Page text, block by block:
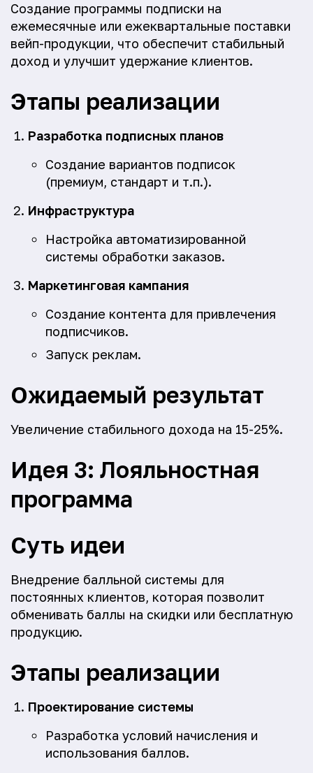
Создание программы подписки на
ежемесячные или ежеквартальные поставки
вейп-продукции, что обеспечит стабильный
доход и улучшит удержание клиентов.
Этапы реализации
Разработка подписных планов
Создание вариантов подписок
(премиум, стандарт и т.п.).
Инфраструктура
Настройка автоматизированной
системы обработки заказов.
Маркетинговая кампания
Создание контента для привлечения
подписчиков.
Запуск реклам.
Ожидаемый результат
Увеличение стабильного дохода на 15-25%.
Идея 3: Лояльностная
программа
Суть идеи
Внедрение балльной системы для
постоянных клиентов, которая позволит
обменивать баллы на скидки или бесплатную
продукцию.
Этапы реализации
Проектирование системы
Разработка условий начисления и
использования баллов.